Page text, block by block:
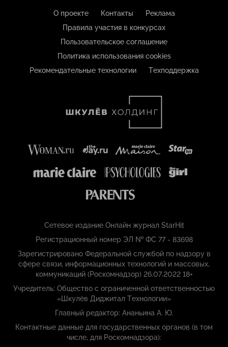
О проекте Контакты
Реклама
Правила участия в конкурсах
Пользовательское соглашение
Политика использования cookies
Рекомендательные технологии
Техподдержка
Сетевое издание Онлайн журнал StarHit
Регистрационный номер ЭЛ № ФС 77 - 83698
Зарегистрировано Федеральной службой по надзору в
сфере связи, информационных технологий и массовых,
коммуникаций (Роскомнадзор) 26.07.2022 18+
Учредитель: Общество с ограниченной ответственностью
«Шкулёв Диджитал Технологии»
Главный редактор: Ананьина А. Ю.
Контактные данные для государственных органов (в том
числе, для Роскомнадзора):